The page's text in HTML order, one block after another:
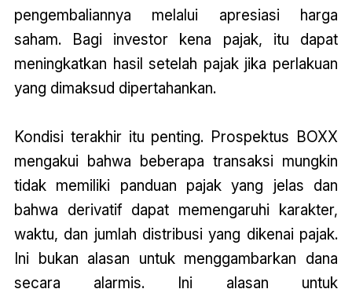
pengembaliannya melalui apresiasi harga
saham. Bagi investor kena pajak, itu dapat
meningkatkan hasil setelah pajak jika perlakuan
yang dimaksud dipertahankan.
Kondisi terakhir itu penting. Prospektus BOXX
mengakui bahwa beberapa transaksi mungkin
tidak memiliki panduan pajak yang jelas dan
bahwa derivatif dapat memengaruhi karakter,
waktu, dan jumlah distribusi yang dikenai pajak.
Ini bukan alasan untuk menggambarkan dana
secara alarmis. Ini alasan untuk